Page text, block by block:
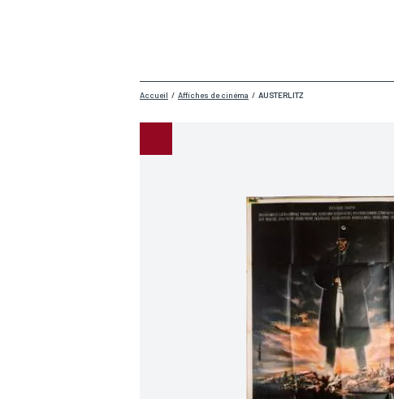
Accueil / Affiches de cinéma / AUSTERLITZ